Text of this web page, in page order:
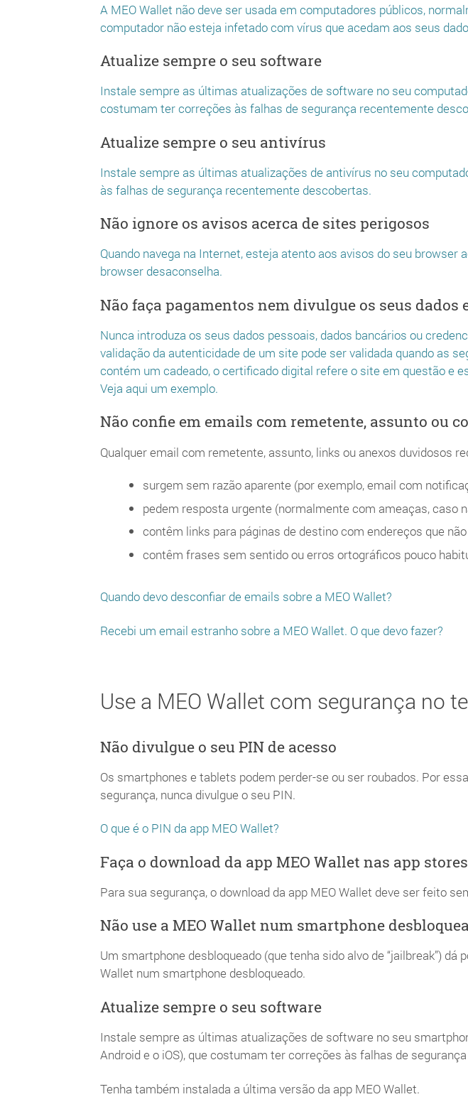
A MEO Wallet não deve ser usada em computadores públicos,
computador não esteja infetado com vírus que acedam aos seus
Atualize sempre o seu software
Instale sempre as últimas atualizações de software no seu
costumam ter correções às falhas de segurança recentemente
Atualize sempre o seu antivírus
Instale sempre as últimas atualizações de antivírus no seu
às falhas de segurança recentemente descobertas.
Não ignore os avisos acerca de sites perigosos
Quando navega na Internet, esteja atento aos avisos do seu
browser desaconselha.
Não faça pagamentos nem divulgue os seus
Nunca introduza os seus dados pessoais, dados bancários ou
validação da autenticidade de um site pode ser validada quando as
contém um cadeado, o certificado digital refere o site em questão e
Veja aqui um exemplo.
Não confie em emails com remetente, assunto ou
Qualquer email com remetente, assunto, links ou anexos duvidosos
surgem sem razão aparente (por exemplo, email com
pedem resposta urgente (normalmente com ameaças, caso
contêm links para páginas de destino com endereços que
contêm frases sem sentido ou erros ortográficos pouco
Quando devo desconfiar de emails sobre a MEO Wallet?
Recebi um email estranho sobre a MEO Wallet. O que devo fazer?
Use a MEO Wallet com segurança no
Não divulgue o seu PIN de acesso
Os smartphones e tablets podem perder-se ou ser roubados. Por
segurança, nunca divulgue o seu PIN.
O que é o PIN da app MEO Wallet?
Faça o download da app MEO Wallet nas app
Para sua segurança, o download da app MEO Wallet deve ser feito
Não use a MEO Wallet num smartphone
Um smartphone desbloqueado (que tenha sido alvo de “jailbreak”)
Wallet num smartphone desbloqueado.
Atualize sempre o seu software
Instale sempre as últimas atualizações de software no seu
Android e o iOS), que costumam ter correções às falhas de
Tenha também instalada a última versão da app MEO Wallet.